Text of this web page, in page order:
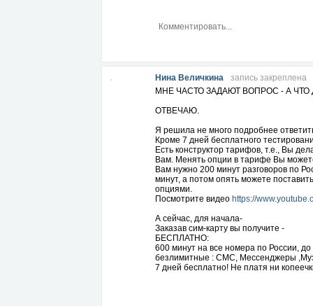
Нина Величкина
запись закреплена
МНЕ ЧАСТО ЗАДАЮТ ВОПРОС - А ЧТО
ОТВЕЧАЮ.
Я решила не много подробнее
Кроме 7 дней бесплатного
Есть конструктор тарифов, т.е., Вы
Вам. Менять опции в тарифе Вы
Вам нужно 200 минут разговоров по
минут, а потом опять можете
опциями.
Посмотрите видео https://
А сейчас, для начала-
Заказав сим-карту вы получите -
БЕСПЛАТНО:
600 минут на все номера по России,
безлимитные : СМС, Мессенджеры
7 дней бесплатно! Не платя ни